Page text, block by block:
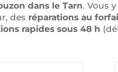
dans le Tarn. Vous
des réparations au
rapides sous 48 h